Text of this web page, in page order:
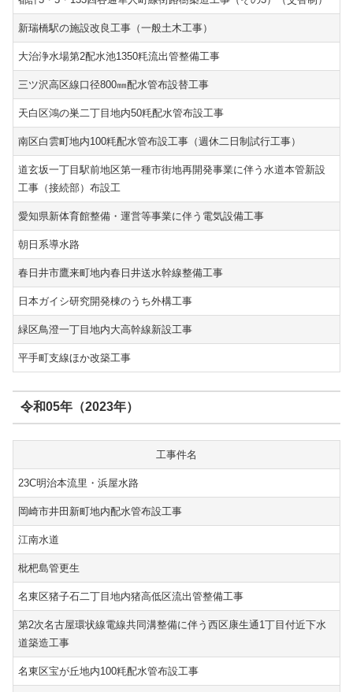
新瑞橋駅の施設改良工事（一般土木工事）
大治浄水場第2配水池1350粍流出管整備工事
三ツ沢高区線口径800㎜配水管布設替工事
天白区鴻の巣二丁目地内50粍配水管布設工事
南区白雲町地内100粍配水管布設工事（週休二日制試行工事）
道玄坂一丁目駅前地区第一種市街地再開発事業に伴う水道本管新設
工事（接続部）布設工
愛知県新体育館整備・運営等事業に伴う電気設備工事
朝日系導水路
春日井市鷹来町地内春日井送水幹線整備工事
日本ガイシ研究開発棟のうち外構工事
緑区鳥澄一丁目地内大高幹線新設工事
平手町支線ほか改築工事
令和05年（2023年）
工事件名
23C明治本流里・浜屋水路
岡崎市井田新町地内配水管布設工事
江南水道
枇杷島管更生
名東区猪子石二丁目地内猪高低区流出管整備工事
第2次名古屋環状線電線共同溝整備に伴う西区康生通1丁目付近下水
道築造工事
名東区宝が丘地内100粍配水管布設工事